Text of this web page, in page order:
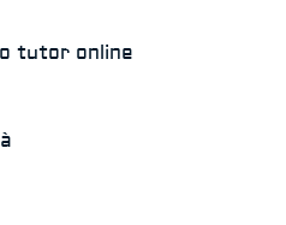
tutor online